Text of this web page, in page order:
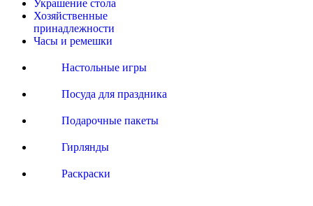
Украшение стола
Хозяйственные
принадлежности
Часы и ремешки
Настольные игры
Посуда для праздника
Подарочные пакеты
Гирлянды
Раскраски